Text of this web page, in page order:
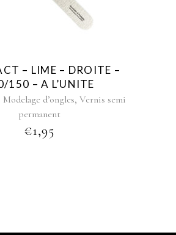
– LIME – DROITE –
150 – A L’UNITE
Modelage d’ongles, Vernis semi
permanent
€1,95